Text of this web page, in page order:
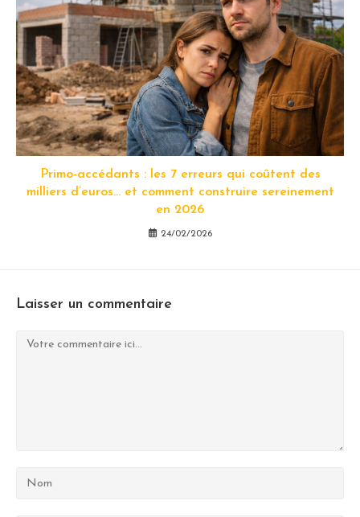
Primo-accédants : les 7 erreurs qui coûtent des
milliers d’euros… et comment construire sereinement
en 2026
24/02/2026
Laisser un commentaire